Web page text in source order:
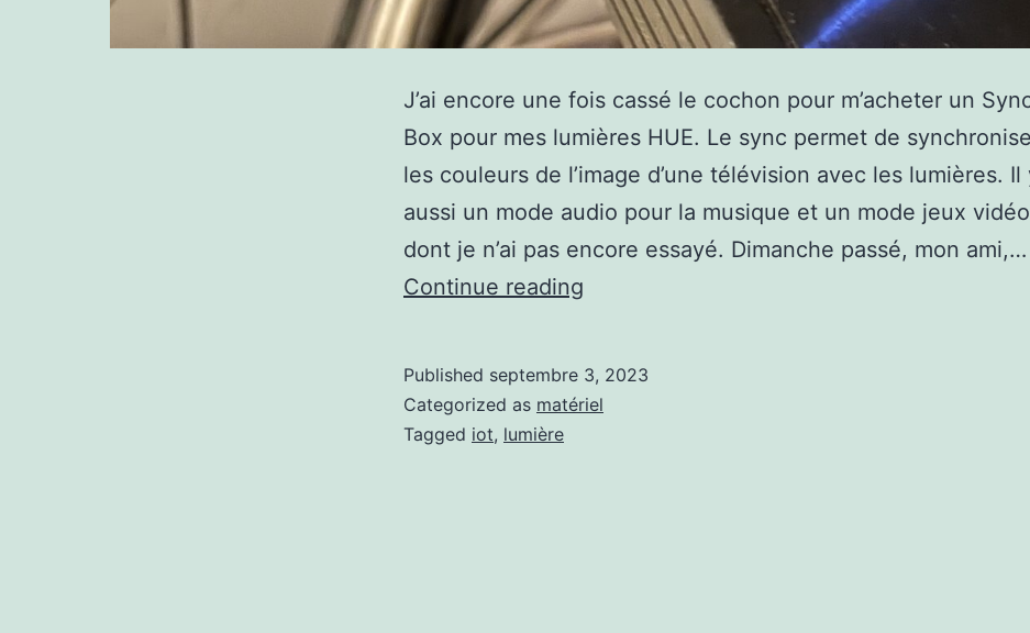
J’ai encore une fois cassé le cochon pour m’acheter un
Box pour mes lumières HUE. Le sync permet de
les couleurs de l’image d’une télévision avec les lumières. Il
aussi un mode audio pour la musique et un mode jeux
dont je n’ai pas encore essayé. Dimanche passé, mon ami,…
Continue reading
Box
Published septembre 3, 2023
Categorized as matériel
Tagged iot, lumière